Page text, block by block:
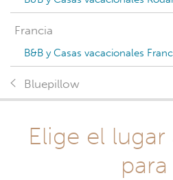
Francia
B&B y Casas vacacionales
Bluepillow
Elige el